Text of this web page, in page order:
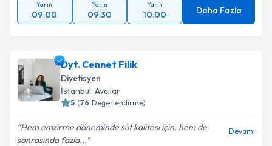
Yarın
09:00
Yarın
09:30
Yarın
10:00 Daha Fazla
Dyt. Cennet Filik
Diyetisyen
İstanbul, Avcılar
5 (76 Değerlendirme)
Hem emzirme döneminde süt kalitesi için, hem de
sonrasında fazla...
Devamı